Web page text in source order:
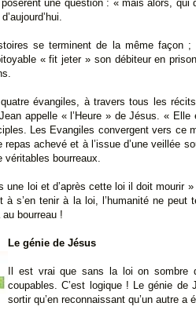
une question : « mais alors,
se terminent de la même façon
« fit jeter » son débiteur en
évangiles, à travers tous les
appelle « l’Heure » de Jésus. «
Les Evangiles convergent vers ce
repas achevé et à l’issue d’une veillée
véritables bourreaux.
une loi et d’après cette loi il doit mourir
à s’en tenir à la loi, l’humanité ne
bourreau !
Le génie de Jésus
Il est vrai que sans la loi on
coupables. C’est logique ! Le génie de
sortir qu’en reconnaissant qu’un autre a